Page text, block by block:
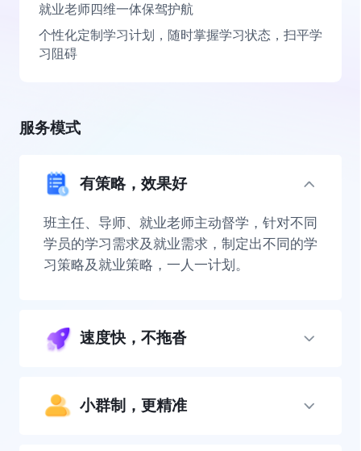
就业老师四维一体保驾护航
个性化定制学习计划，随时掌握学习状态，扫平学
习阻碍
服务模式
有策略，效果好
班主任、导师、就业老师主动督学，针对不同
学员的学习需求及就业需求，制定出不同的学
习策略及就业策略，一人一计划。
速度快，不拖沓
小群制，更精准